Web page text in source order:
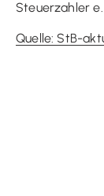
Steuerzahler
Quelle: StB-